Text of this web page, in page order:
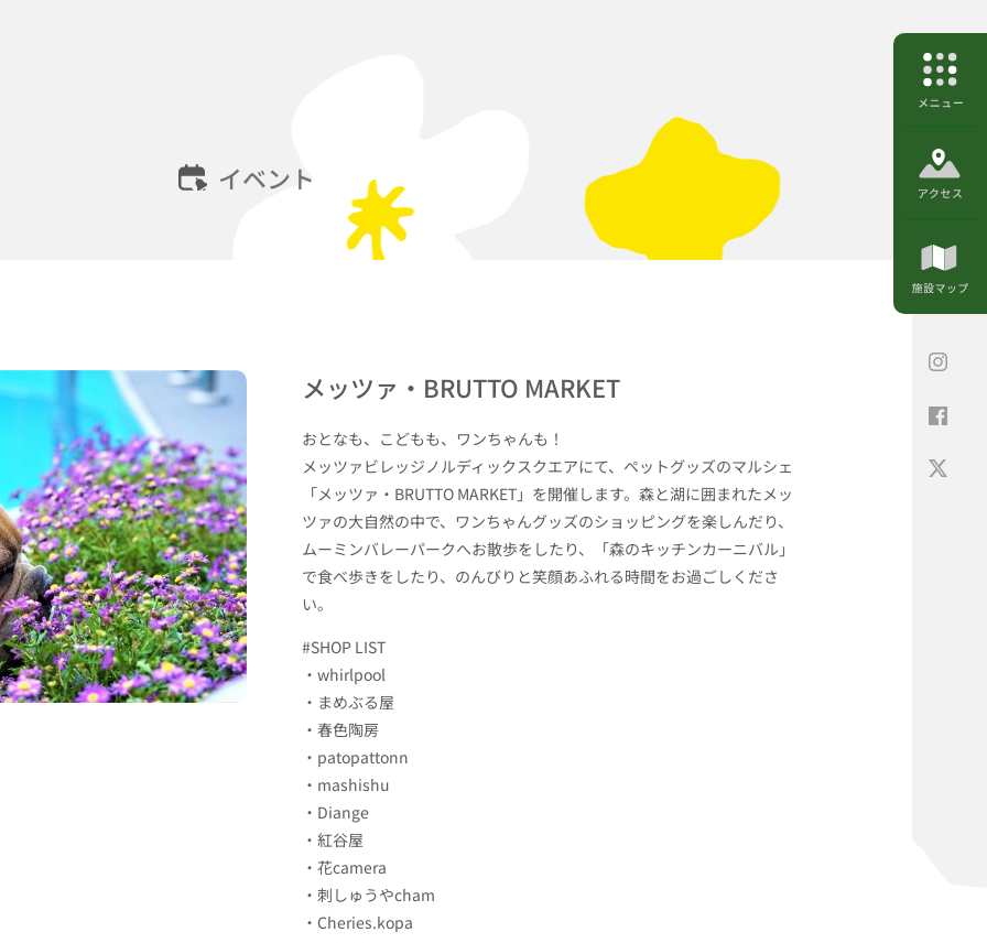
イベント
メッツァ・BRUTTO MARKET
おとなも、こどもも、ワンちゃんも！
メッツァビレッジノルディックスクエアにて、ペットグッズのマルシェ
「メッツァ・BRUTTO MARKET」を開催します。森と湖に囲まれたメッ
ツァの大自然の中で、ワンちゃんグッズのショッピングを楽しんだり、
ムーミンバレーパークへお散歩をしたり、「森のキッチンカーニバル」
で食べ歩きをしたり、のんびりと笑顔あふれる時間をお過ごしくださ
い。
#SHOP LIST
・whirlpool
・まめぶる屋
・春色陶房
・patopattonn
・mashishu
・Diange
・紅谷屋
・花camera
・刺しゅうやcham
・Cheries.kopa